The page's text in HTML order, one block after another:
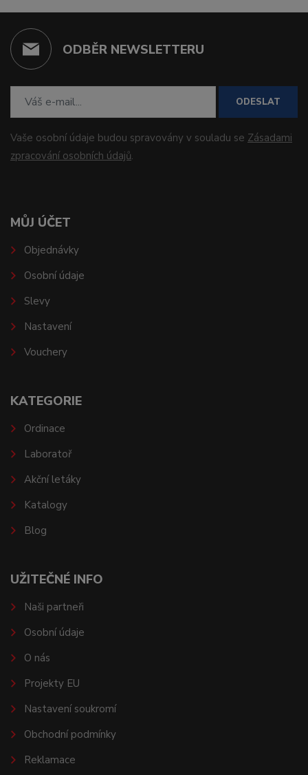
ODBĚR NEWSLETTERU
ODESLAT
Vaše osobní údaje budou spravovány v souladu se Zásadami
zpracování osobních údajů.
MŮJ ÚČET
Objednávky
Osobní údaje
Slevy
Nastavení
Vouchery
KATEGORIE
Ordinace
Laboratoř
Akční letáky
Katalogy
Blog
UŽITEČNÉ INFO
Naši partneři
Osobní údaje
O nás
Projekty EU
Nastavení soukromí
Obchodní podmínky
Reklamace